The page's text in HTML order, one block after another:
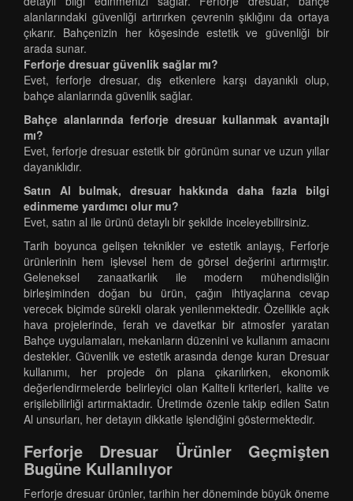
alanlarındaki güvenliği artırırken çevrenin şıklığını da ortaya
çıkarır. Bahçenizin her köşesinde estetik ve güvenliği bir
arada sunar.
Ferforje dresuar güvenlik sağlar mı?
Evet, ferforje dresuar, dış etkenlere karşı dayanıklı olup,
bahçe alanlarında güvenlik sağlar.
Bahçe alanlarında ferforje dresuar kullanmak avantajlı
mı?
Evet, ferforje dresuar estetik bir görünüm sunar ve uzun yıllar
dayanıklıdır.
Satın Al bulmak, dresuar hakkında daha fazla bilgi
edinmeme yardımcı olur mu?
Evet, satın al ile ürünü detaylı bir şekilde inceleyebilirsiniz.
Tarih boyunca gelişen teknikler ve estetik anlayış, Ferforje
ürünlerinin hem işlevsel hem de görsel değerini artırmıştır.
Geleneksel zanaatkarlık ile modern mühendisliğin
birleşiminden doğan bu ürün, çağın ihtiyaçlarına cevap
verecek biçimde sürekli olarak yenilenmektedir. Özellikle açık
hava projelerinde, ferah ve davetkar bir atmosfer yaratan
Bahçe uygulamaları, mekanların düzenini ve kullanım amacını
destekler. Güvenlik ve estetik arasında denge kuran Dresuar
kullanımı, her projede ön plana çıkarılırken, ekonomik
değerlendirmelerde belirleyici olan Kaliteli kriterleri, kalite ve
erişilebilirliği artırmaktadır. Üretimde özenle takip edilen Satın
Al unsurları, her detayın dikkatle işlendiğini göstermektedir.
Ferforje Dresuar Ürünler Geçmişten
Bugüne Kullanılıyor
Ferforje dresuar ürünler, tarihin her döneminde büyük öneme